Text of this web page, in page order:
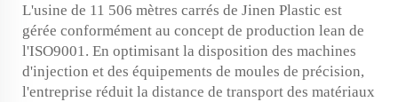
L'usine de 11 506 mètres carrés de Jinen Plastic est
gérée conformément au concept de production lean de
l'ISO9001. En optimisant la disposition des machines
d'injection et des équipements de moules de précision,
l'entreprise réduit la distance de transport des matériaux